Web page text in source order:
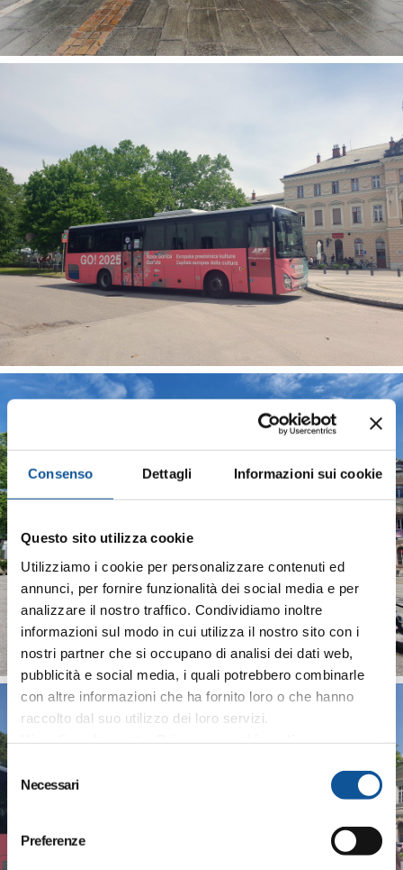
Consenso Dettagli Informazioni sui cookie
Questo sito utilizza cookie
Utilizziamo i cookie per personalizzare contenuti ed
annunci, per fornire funzionalità dei social media e per
analizzare il nostro traffico. Condividiamo inoltre
informazioni sul modo in cui utilizza il nostro sito con i
nostri partner che si occupano di analisi dei dati web,
pubblicità e social media, i quali potrebbero combinarle
con altre informazioni che ha fornito loro o che hanno
raccolto dal suo utilizzo dei loro servizi.
S
l
e
z
Necessari
Preferenze